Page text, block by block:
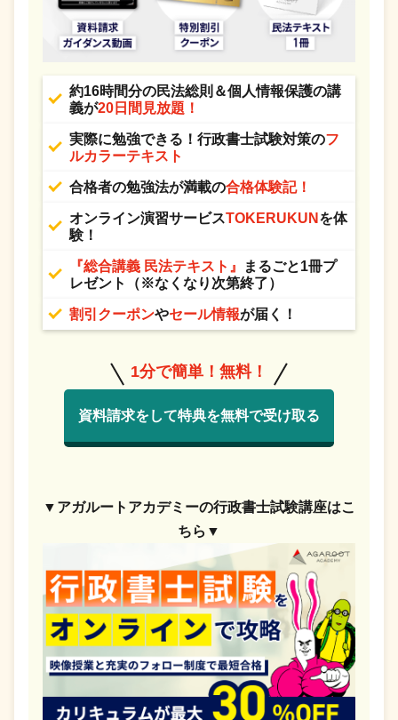
約16時間分の民法総則＆個人情報保護の講
義が20日間見放題！
実際に勉強できる！行政書士試験対策のフ
ルカラーテキスト
合格者の勉強法が満載の合格体験記！
オンライン演習サービスTOKERUKUN を体
験！
『総合講義 民法テキスト』
まるごと1冊プ
レゼント（※なくなり次第終了）
割引クーポンやセール情報が届く！
1分で簡単！無料！
資料請求をして特典を無料で受け取る
▼アガルートアカデミーの行政書士試験講座はこ
ちら▼